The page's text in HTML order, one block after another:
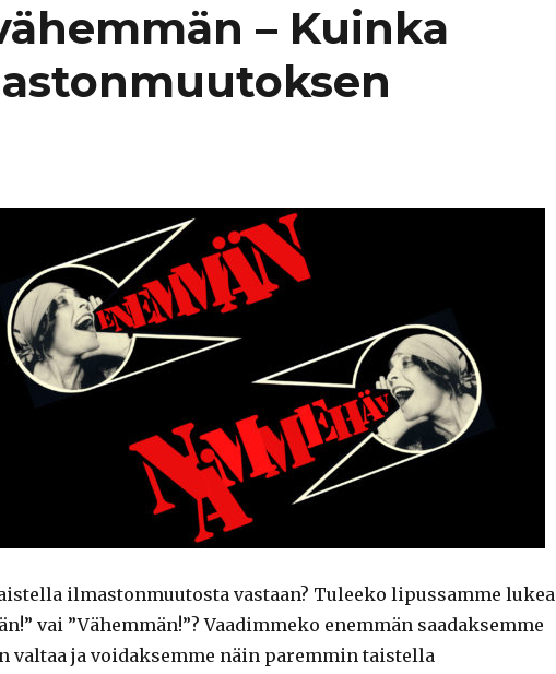
– Kuinka
ilmastonmuutosta vastaan? Tuleeko lipussamme lukea
vai ”Vähemmän!”? Vaadimmeko enemmän saadaksemme
valtaa ja voidaksemme näin paremmin taistella